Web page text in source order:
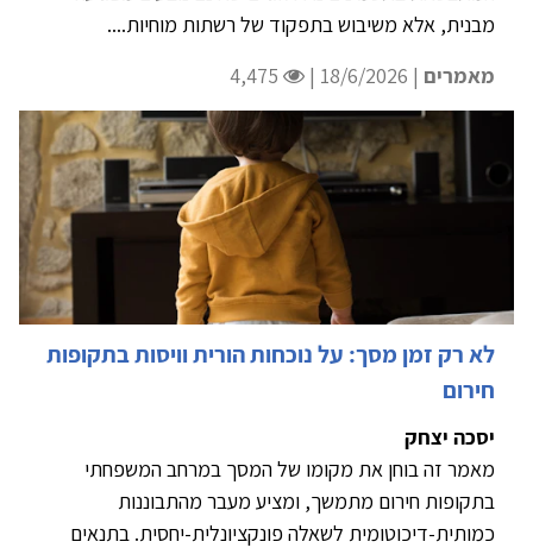
מבנית, אלא משיבוש בתפקוד של רשתות מוחיות....
מאמרים | 18/6/2026 |
לא רק זמן מסך: על נוכחות הורית וויסות בתקופות
חירום
יסכה יצחק
מאמר זה בוחן את מקומו של המסך במרחב המשפחתי
בתקופות חירום מתמשך, ומציע מעבר מהתבוננות
כמותית-דיכוטומית לשאלה פונקציונלית-יחסית. בתנאים